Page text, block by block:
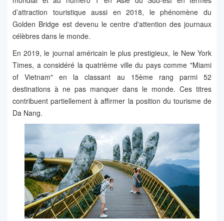
d’attraction touristique aussi en 2018, le phénomène du
Golden Bridge est devenu le centre d'attention des journaux
célèbres dans le monde.
En 2019, le journal américain le plus prestigieux, le New York
Times, a considéré la quatrième ville du pays comme "Miami
of Vietnam" en la classant au 15ème rang parmi 52
destinations à ne pas manquer dans le monde. Ces titres
contribuent partiellement à affirmer la position du tourisme de
Da Nang.